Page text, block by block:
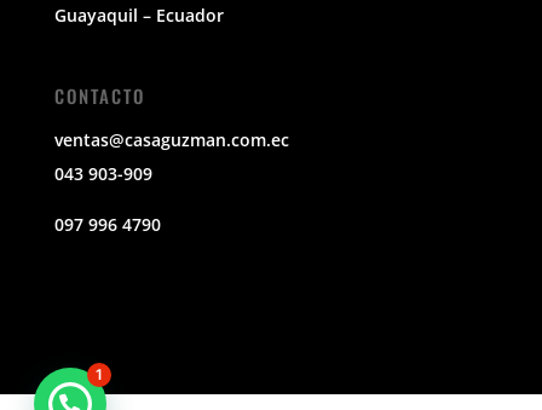
Guayaquil – Ecuador
CONTACTO
ventas@casaguzman.com.ec
043 903-909
097 996 4790
1